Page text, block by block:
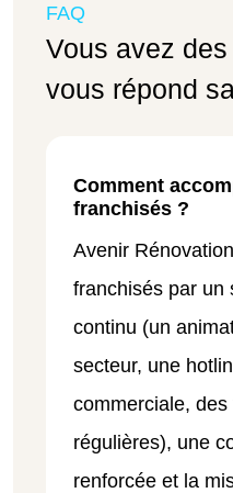
FAQ
Vous avez
vous répond
Comment
franchisés ?
Avenir
franchisés par un
continu (un
secteur, une
commerciale,
régulières), une
renforcée et la